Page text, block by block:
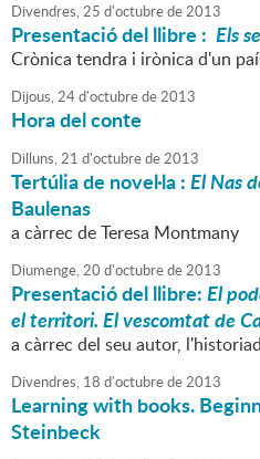
Divendres,25 d'octubrede2013
Presentació del llibre : Els
Crònica tendra i irònica d'un
Dijous,24d'octubrede2013
Hora del conte
Dilluns,21 d'octubrede2013
Tertúlia de novel·la :El Nas
Baulenas
a càrrec de Teresa Montmany
Diumenge,20 d'octubrede2013
Presentació del llibre:El
el territori. El vescomtat de
a càrrec del seu autor,
Divendres, 18 d'octubrede2013
Learning with books.
Steinbeck